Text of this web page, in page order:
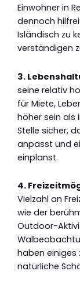
Einwohner in
dennoch
Isländisch zu
verständigen
3.
seine relativ
für Miete,
höher sein als
Stelle sicher,
anpasst und
einplanst.
4.
Vielzahl an
wie der
Outdoor-
haben einiges
natürliche